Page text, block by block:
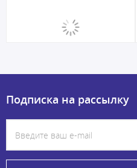
Подписка на рассылку